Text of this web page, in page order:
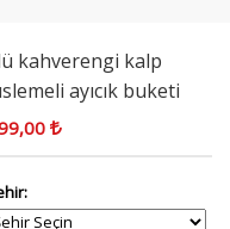
kahverengi kalp
ayıcık buketi